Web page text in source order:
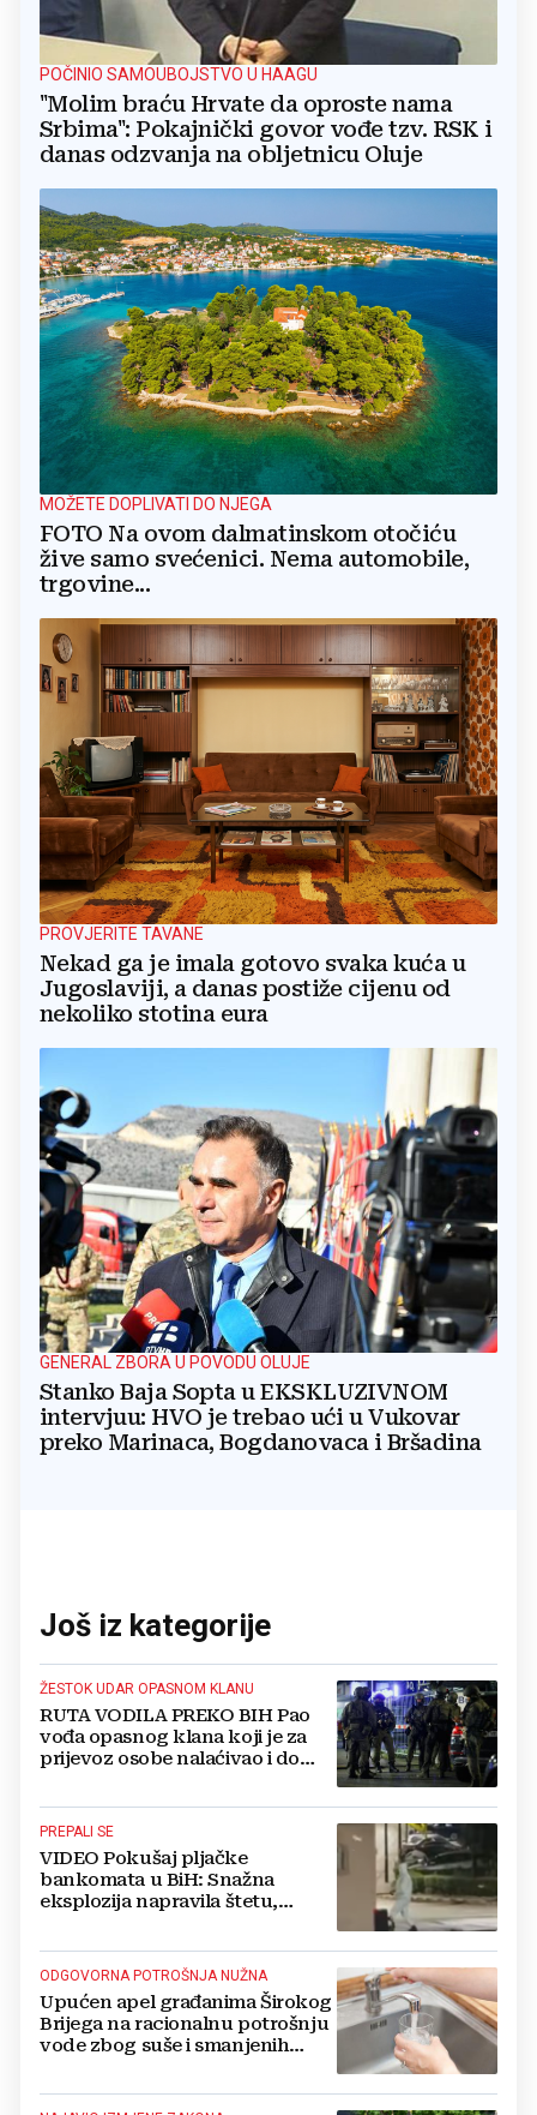
POČINIO SAMOUBOJSTVO U HAAGU
"Molim braću Hrvate da oproste nama
Srbima": Pokajnički govor vođe tzv. RSK i
danas odzvanja na obljetnicu Oluje
MOŽETE DOPLIVATI DO NJEGA
FOTO Na ovom dalmatinskom otočiću
žive samo svećenici. Nema automobile,
trgovine...
PROVJERITE TAVANE
Nekad ga je imala gotovo svaka kuća u
Jugoslaviji, a danas postiže cijenu od
nekoliko stotina eura
GENERAL ZBORA U POVODU OLUJE
Stanko Baja Sopta u EKSKLUZIVNOM
intervjuu: HVO je trebao ući u Vukovar
preko Marinaca, Bogdanovaca i Bršadina
Još iz kategorije
ŽESTOK UDAR OPASNOM KLANU
RUTA VODILA PREKO BIH Pao
vođa opasnog klana koji je za
prijevoz osobe nalaćivao i do
PREPALI SE
VIDEO Pokušaj pljačke
bankomata u BiH: Snažna
eksplozija napravila štetu,
ODGOVORNA POTROŠNJA NUŽNA
Upućen apel građanima Širokog
Brijega na racionalnu potrošnju
vode zbog suše i smanjenih